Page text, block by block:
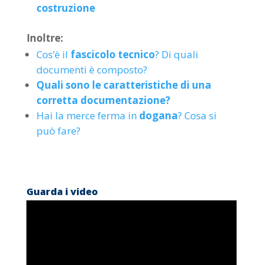
costruzione
Inoltre:
Cos’è il fascicolo tecnico? Di quali
documenti è composto?
Quali sono le caratteristiche di una
corretta documentazione?
Hai la merce ferma in dogana? Cosa si
può fare?
Guarda i video